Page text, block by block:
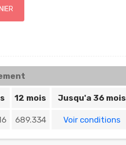
12 mois Jusqu'a 36 mois
689.334 Voir conditions